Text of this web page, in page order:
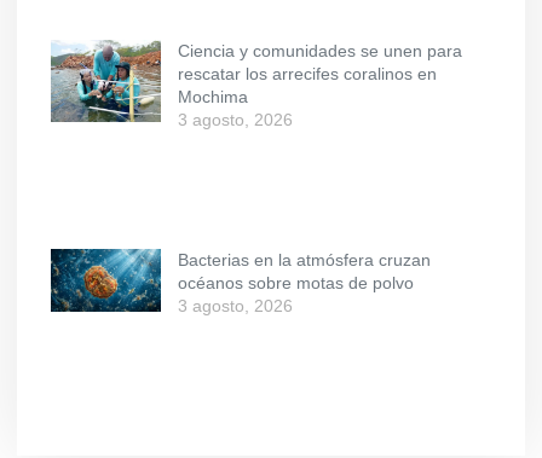
Ciencia y comunidades se unen para
rescatar los arrecifes coralinos en
Mochima
3 agosto, 2026
Bacterias en la atmósfera cruzan
océanos sobre motas de polvo
3 agosto, 2026